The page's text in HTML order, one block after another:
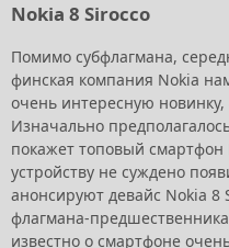
Nokia 8 Sirocco
Помимо субфлагмана,
финская компания Nokia
очень интересную
Изначально
покажет топовый смартфон
устройству не суждено
анонсируют девайс Nokia
флагмана-
известно о смартфоне